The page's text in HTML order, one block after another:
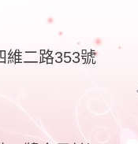
維二路353號